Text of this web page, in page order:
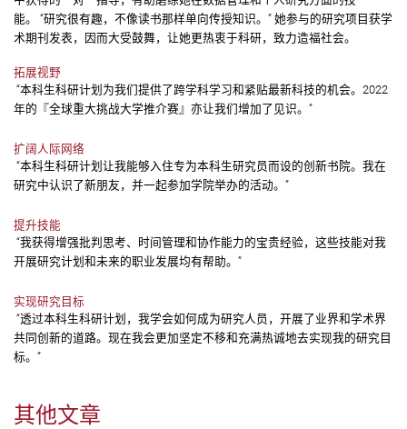
其他文章
能。 “研究很有趣，不像读书那样单向传授知识。” 她参与的研究项目获学
术期刊发表，因而大受鼓舞，让她更热衷于科研，致力造福社会。
拓展视野
“本科生科研计划为我们提供了跨学科学习和紧贴最新科技的机会。2022
年的『全球重大挑战大学推介赛』亦让我们增加了见识。”
扩阔人际网络
“本科生科研计划让我能够入住专为本科生研究员而设的创新书院。我在
研究中认识了新朋友，并一起参加学院举办的活动。”
提升技能
“我获得增强批判思考、时间管理和协作能力的宝贵经验，这些技能对我
开展研究计划和未来的职业发展均有帮助。”
实现研究目标
“透过本科生科研计划，我学会如何成为研究人员，开展了业界和学术界
共同创新的道路。现在我会更加坚定不移和充满热诚地去实现我的研究目
标。”